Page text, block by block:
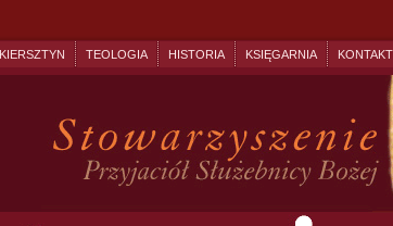
TEOLOGIA HISTORIA KSIĘGARNIA KONTAKT